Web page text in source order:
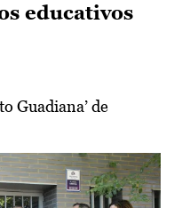
educativos
Guadiana’ de